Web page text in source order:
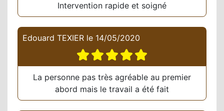
Intervention rapide et soigné
Edouard TEXIER le 14/05/2020
La personne pas très agréable au premier
abord mais le travail a été fait